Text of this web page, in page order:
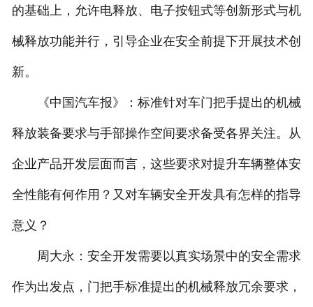
的基础上，允许电释放、电子按钮式等创新形式与机
械释放功能并行，引导企业在安全前提下开展技术创
新。
《中国汽车报》：标准针对车门把手提出的机械
释放装备要求与手部操作空间要求备受各界关注。从
企业产品开发层面而言，这些要求对提升车辆整体安
全性能有何作用？又对车辆安全开发具有怎样的指导
意义？
周大永：安全开发需要以真实场景中的安全需求
作为出发点，门把手标准提出的机械释放冗余要求，